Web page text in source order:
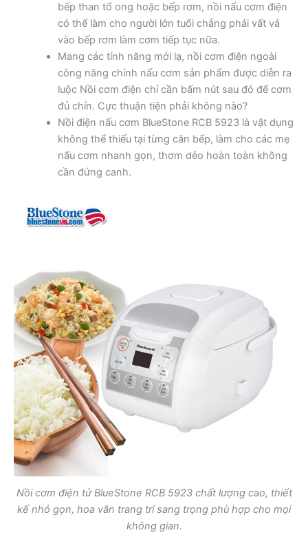
bếp than tổ ong hoặc bếp rơm, nồi nấu cơm điện
có thể làm cho người lớn tuổi chẳng phải vất vả
vào bếp rơm làm cơm tiếp tục nữa.
Mang các tính năng mới lạ, nồi cơm điện ngoài
công năng chính nấu cơm sản phẩm được diễn ra
luộc Nồi cơm điện chỉ cần bấm nút sau đó để cơm
đủ chín. Cực thuận tiện phải không nào?
Nồi điện nấu cơm BlueStone RCB 5923 là vật dụng
không thể thiếu tại từng căn bếp, làm cho các mẹ
nấu cơm nhanh gọn, thơm dẻo hoàn toàn không
cần đứng canh.
Nồi cơm điện tử BlueStone RCB 5923 chất lượng cao, thiết
kế nhỏ gọn, hoa văn trang trí sang trọng phù hợp cho mọi
không gian.